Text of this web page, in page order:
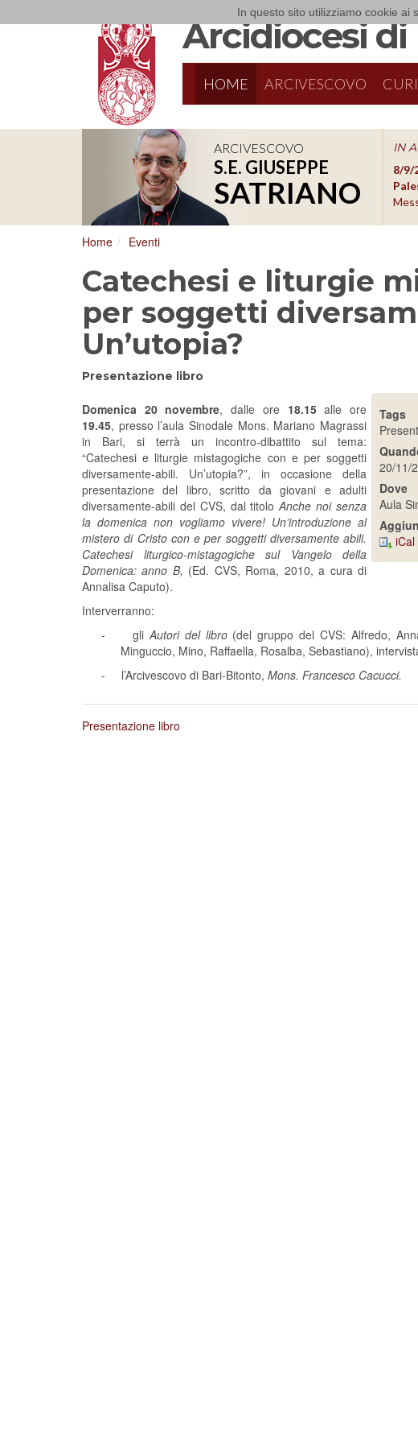
In questo sito utilizziamo cookie ai
Arcidiocesi
HOME ARCIVESCOVO
ARCIVESCOVO
S.E. GIUSEPPE
SATRIANO
IN
8/16/2026
Parrocchia S. Rocco - Valenzano
Messa per la festa parrocchiale
8/9/
Home Eventi
Catechesi e liturgie
per soggetti
Un’utopia?
Presentazione libro
Tags
20/11/
Dove
Aula
iCal
Domenica 20 novembre, dalle ore 18.15alle ore
19.45, presso l’aula Sinodale Mons. Mariano Magrassi
in Bari, si terrà un incontro-dibattito sul tema:
“Catechesi e liturgie mistagogiche con e per soggetti
diversamente-abili. Un’utopia?”, in occasione della
presentazione del libro, scritto da giovani e adulti
diversamente-abili del CVS, dal titoloAnche noi senza
la domenica non vogliamo vivere! Un’introduzione al
mistero di Cristo con e per soggetti diversamente abili.
Catechesi liturgico-mistagogiche sul Vangelo della
Domenica: anno B, (Ed. CVS, Roma, 2010, a cura di
Annalisa Caputo).
Interverranno:
-
gliAutori del libro(del gruppo del CVS: Alfredo,
Minguccio, Mino, Raffaella, Rosalba, Sebastiano),
-
l’Arcivescovo di Bari-Bitonto, Mons. Francesco Cacucci.
Presentazione libro